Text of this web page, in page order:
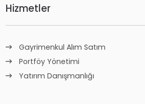
Hizmetler
Gayrimenkul Alım Satım
Portföy Yönetimi
Yatırım Danışmanlığı